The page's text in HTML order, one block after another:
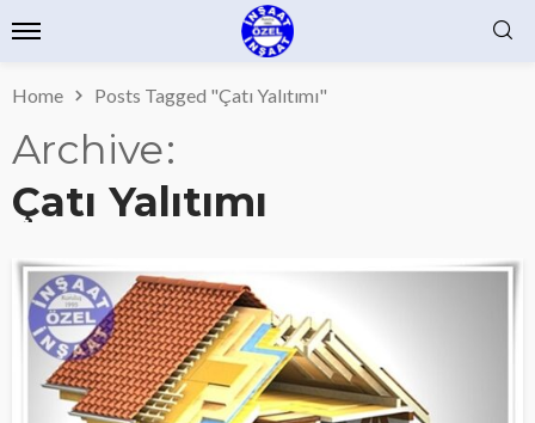
Home Posts Tagged "Çatı Yalıtımı"
Archive
Çatı Yalıtımı